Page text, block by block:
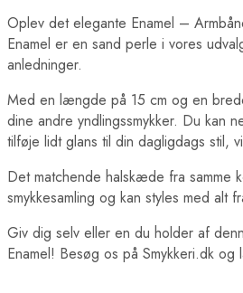
Oplev det elegante Enamel –
Enamel er en sand perle i vores
anledninger.
Med en længde på 15 cm og en
dine andre yndlingssmykker. Du kan
tilføje lidt glans til din dagligdags stil,
Det matchende halskæde fra samme
smykkesamling og kan styles med alt
Giv dig selv eller en du holder af
Enamel! Besøg os på Smykkeri.dk